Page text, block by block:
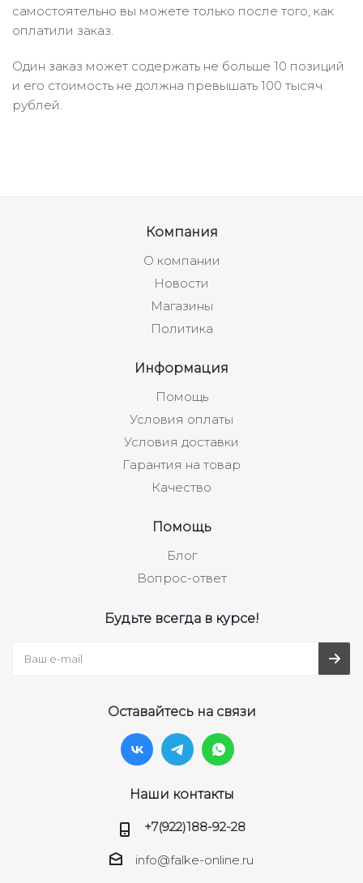
самостоятельно вы можете только после того, как
оплатили заказ.
Один заказ может содержать не больше 10 позиций
и его стоимость не должна превышать 100 тысяч
рублей.
Компания
О компании
Новости
Магазины
Политика
Информация
Помощь
Условия оплаты
Условия доставки
Гарантия на товар
Качество
Помощь
Блог
Вопрос-ответ
Будьте всегда в курсе!
Оставайтесь на связи
Наши контакты
+7(922)188-92-28
info@falke-online.ru